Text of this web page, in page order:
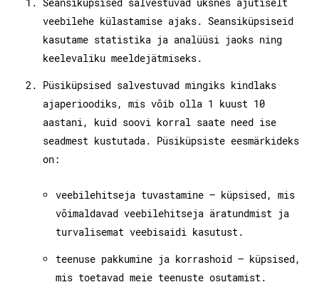
veebilehe külastamise ajaks. Seansiküpsiseid
kasutame statistika ja analüüsi jaoks ning
keelevaliku meeldejätmiseks.
Püsiküpsised salvestuvad mingiks kindlaks
ajaperioodiks, mis võib olla 1 kuust 10
aastani, kuid soovi korral saate need ise
seadmest kustutada. Püsiküpsiste eesmärkideks
on:
veebilehitseja tuvastamine – küpsised, mis
võimaldavad veebilehitseja äratundmist ja
turvalisemat veebisaidi kasutust.
teenuse pakkumine ja korrashoid – küpsised,
mis toetavad meie teenuste osutamist.